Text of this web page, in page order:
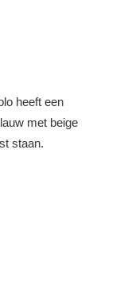
heeft een
met beige
staan.